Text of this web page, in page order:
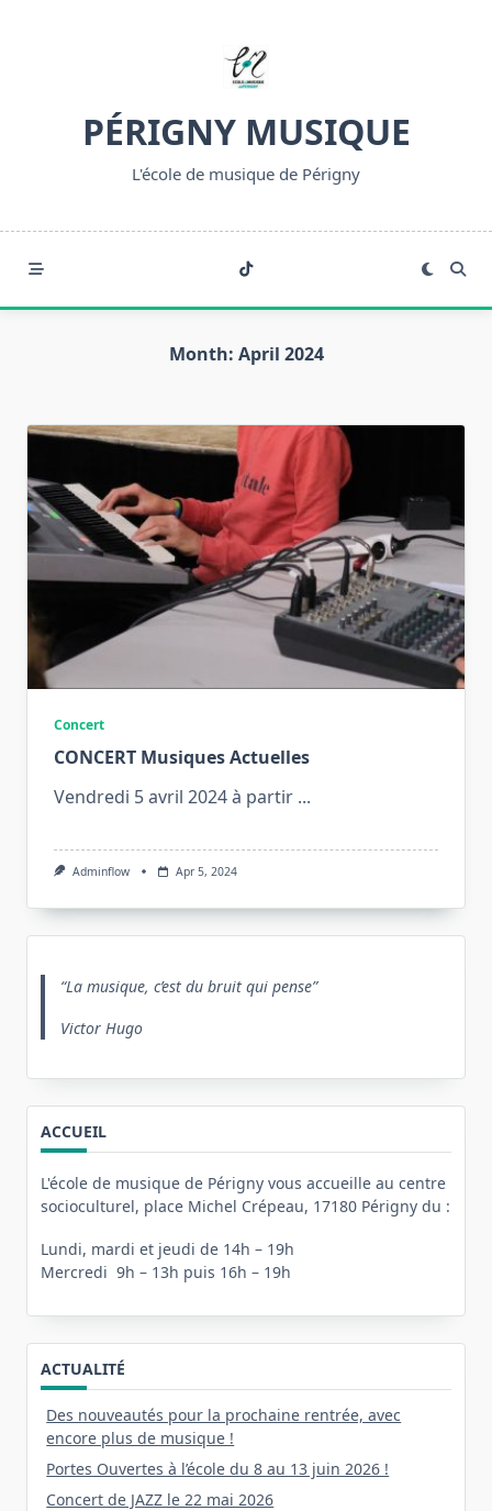
PÉRIGNY MUSIQUE
L'école de musique de Périgny
Month: April 2024
Concert
CONCERT Musiques Actuelles
Vendredi 5 avril 2024 à partir ...
Adminflow Apr 5, 2024
La musique, c’est du bruit qui pense
Victor Hugo
ACCUEIL
L'école de musique de Périgny vous accueille au centre
socioculturel, place Michel Crépeau, 17180 Périgny du :
Lundi, mardi et jeudi de 14h – 19h
Mercredi 9h – 13h puis 16h – 19h
ACTUALITÉ
Des nouveautés pour la prochaine rentrée, avec
encore plus de musique !
Portes Ouvertes à l’école du 8 au 13 juin 2026 !
Concert de JAZZ le 22 mai 2026